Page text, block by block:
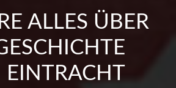
ALLES ÜBER
EINTRACHT